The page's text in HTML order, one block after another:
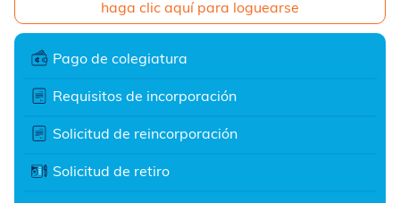
haga clic aquí para loguearse
Pago de colegiatura
Requisitos de incorporación
Solicitud de reincorporación
Solicitud de retiro